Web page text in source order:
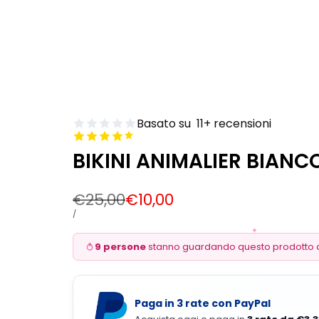
Basato su 11+ recensioni
BIKINI ANIMALIER
Prezzo
Regolare
€25,00Prezzo
vendita
€10,00
PREZZO
UNITÀ
/PER
✦
9 personestanno guardando questo prodotto
Paga in 3 rate con PayPal